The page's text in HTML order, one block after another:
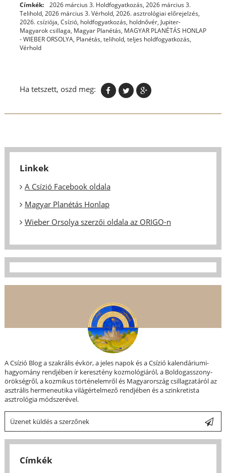
Címkék: 2026 március 3. Holdfogyatkozás, 2026 március 3.
Telihold, 2026 március 3. Vérhold, 2026. asztrológiai előrejelzés,
2026. csíziója, Csízió, holdfogyatkozás, holdnővér, Jupiter-
Magyarok csillaga, Magyar Planétás, MAGYAR PLANÉTÁS HONLAP
- WIEBER ORSOLYA, Planétás, telihold, teljes holdfogyatkozás,
Vérhold
Ha tetszett, oszd meg:
Linkek
A Csízió Facebook oldala
Magyar Planétás Honlap
Wieber Orsolya szerzői oldala az ORIGO-n
A Csízió Blog a szakrális évkör, a jeles napok és a Csízió kalendáriumi-
hagyomány rendjében ír keresztény kozmológiáról, a Boldogasszony-
örökségről, a kozmikus történelemről és Magyarország csillagzatáról az
asztrális hermeneutika világértelmező rendjében és a szinkretista
asztrológia módszerével.
Üzenet küldés a szerzőnek
Címkék